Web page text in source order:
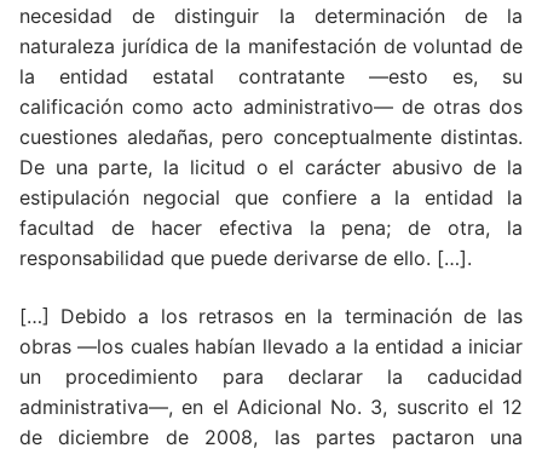
necesidad de distinguir la determinación de la
naturaleza jurídica de la manifestación de voluntad de
la entidad estatal contratante —esto es, su
calificación como acto administrativo— de otras dos
cuestiones aledañas, pero conceptualmente distintas.
De una parte, la licitud o el carácter abusivo de la
estipulación negocial que confiere a la entidad la
facultad de hacer efectiva la pena; de otra, la
responsabilidad que puede derivarse de ello. […].
[…] Debido a los retrasos en la terminación de las
obras —los cuales habían llevado a la entidad a iniciar
un procedimiento para declarar la caducidad
administrativa—, en el Adicional No. 3, suscrito el 12
de diciembre de 2008, las partes pactaron una